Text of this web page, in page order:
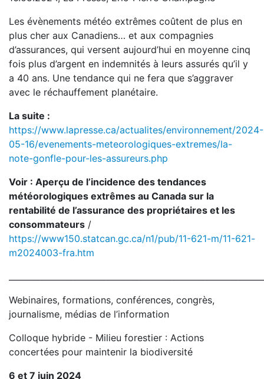
Les évènements météo extrêmes coûtent de plus en
plus cher aux Canadiens… et aux compagnies
d’assurances, qui versent aujourd’hui en moyenne cinq
fois plus d’argent en indemnités à leurs assurés qu’il y
a 40 ans. Une tendance qui ne fera que s’aggraver
avec le réchauffement planétaire.
La suite :
https://www.lapresse.ca/actualites/environnement/2024-
05-16/evenements-meteorologiques-extremes/la-
note-gonfle-pour-les-assureurs.php
Voir : Aperçu de l’incidence des tendances
météorologiques extrêmes au Canada sur la
rentabilité de l’assurance des propriétaires et les
consommateurs /
https://www150.statcan.gc.ca/n1/pub/11-621-m/11-621-
m2024003-fra.htm
Webinaires, formations, conférences, congrès,
journalisme, médias de l’information
Colloque hybride - Milieu forestier : Actions
concertées pour maintenir la biodiversité
6 et 7 juin 2024